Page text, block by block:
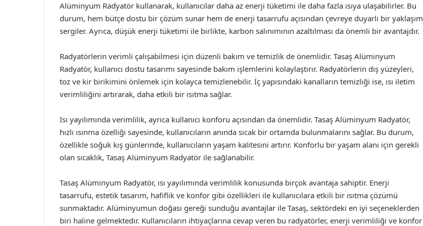
Alüminyum Radyatör kullanarak, kullanıcılar daha az enerji tüketimi ile daha fazla ısıya ulaşabilirler. Bu
durum, hem bütçe dostu bir çözüm sunar hem de enerji tasarrufu açısından çevreye duyarlı bir yaklaşım
sergiler. Ayrıca, düşük enerji tüketimi ile birlikte, karbon salınımının azaltılması da önemli bir avantajdır.
Radyatörlerin verimli çalışabilmesi için düzenli bakım ve temizlik de önemlidir. Tasaş Alüminyum
Radyatör, kullanıcı dostu tasarımı sayesinde bakım işlemlerini kolaylaştırır. Radyatörlerin dış yüzeyleri,
toz ve kir birikimini önlemek için kolayca temizlenebilir. İç yapısındaki kanalların temizliği ise, ısı iletim
verimliliğini artırarak, daha etkili bir ısıtma sağlar.
Isı yayılımında verimlilik, ayrıca kullanıcı konforu açısından da önemlidir. Tasaş Alüminyum Radyatör,
hızlı ısınma özelliği sayesinde, kullanıcıların anında sıcak bir ortamda bulunmalarını sağlar. Bu durum,
özellikle soğuk kış günlerinde, kullanıcıların yaşam kalitesini artırır. Konforlu bir yaşam alanı için gerekli
olan sıcaklık, Tasaş Alüminyum Radyatör ile sağlanabilir.
Tasaş Alüminyum Radyatör, ısı yayılımında verimlilik konusunda birçok avantaja sahiptir. Enerji
tasarrufu, estetik tasarım, hafiflik ve konfor gibi özellikleri ile kullanıcılara etkili bir ısıtma çözümü
sunmaktadır. Alüminyumun doğası gereği sunduğu avantajlar ile Tasaş, sektördeki en iyi seçeneklerden
biri haline gelmektedir. Kullanıcıların ihtiyaçlarına cevap veren bu radyatörler, enerji verimliliği ve konfor